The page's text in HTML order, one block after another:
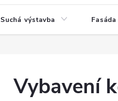
Suchá výstavba Fasáda
Vybavení